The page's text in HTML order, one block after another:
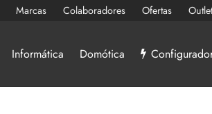
Marcas Colaboradores Ofertas Outlet
Informática Domótica